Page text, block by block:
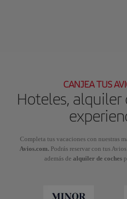
CANJEA TUS
Hoteles, alquiler
Completa tus vacaciones con nuestras
Avios.com.Podrás reservar con tus Avios
además de alquiler de coches